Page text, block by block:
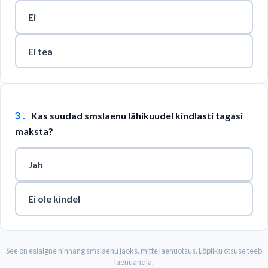
Ei
Ei tea
3.
Kas suudad smslaenu lähikuudel kindlasti tagasi
maksta?
Jah
Ei ole kindel
See on esialgne hinnang smslaenu jaoks, mitte laenuotsus. Lõpliku otsuse teeb
laenuandja.